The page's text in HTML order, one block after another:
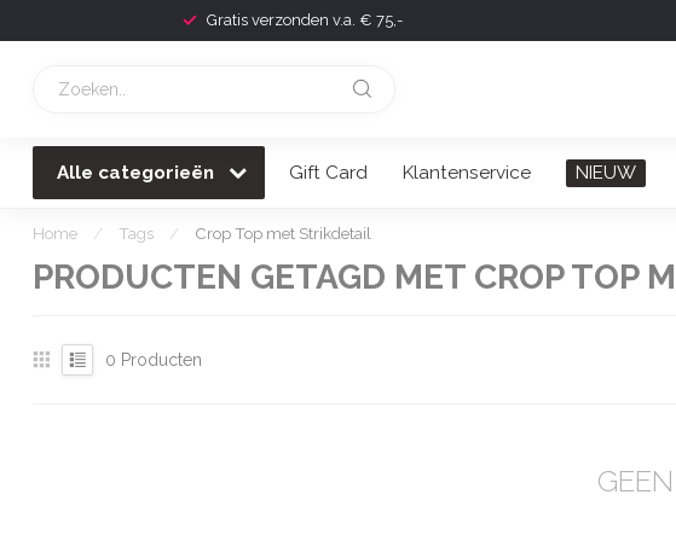
Gratis verzonden v.a. € 75,-
Alle categorieën Gift Card Klantenservice NIEUW
Home / Tags / Crop Top met Strikdetail
PRODUCTEN GETAGD MET CROP TOP
0 Producten